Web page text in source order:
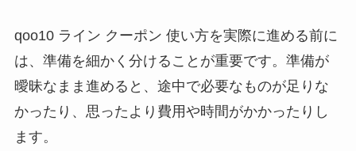
qoo10 ライン クーポン 使い方を実際に進める前に
は、準備を細かく分けることが重要です。準備が
曖昧なまま進めると、途中で必要なものが足りな
かったり、思ったより費用や時間がかかったりし
ます。